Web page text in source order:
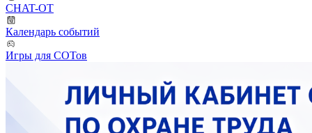
CHAT-OT
Календарь событий
Игры для СОТов